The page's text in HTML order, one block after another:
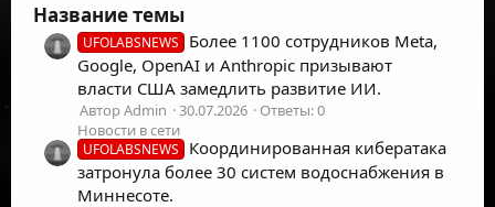
Название темы
UFOLABSNEWS
Более 1100 сотрудников Meta,
Google, OpenAI и Anthropic призывают
власти США замедлить развитие ИИ.
Автор Admin 30.07.2026
Ответы: 0
Новости в сети
UFOLABSNEWS
Координированная кибератака
затронула более 30 систем водоснабжения в
Миннесоте.